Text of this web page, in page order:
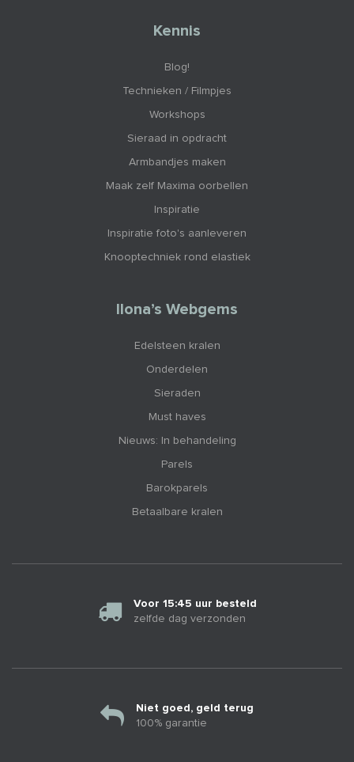
Kennis
Blog!
Technieken / Filmpjes
Workshops
Sieraad in opdracht
Armbandjes maken
Maak zelf Maxima oorbellen
Inspiratie
Inspiratie foto's aanleveren
Knooptechniek rond elastiek
Ilona’s Webgems
Edelsteen kralen
Onderdelen
Sieraden
Must haves
Nieuws: In behandeling
Parels
Barokparels
Betaalbare kralen
Voor 15:45 uur besteld
zelfde dag verzonden
Niet goed, geld terug
100% garantie